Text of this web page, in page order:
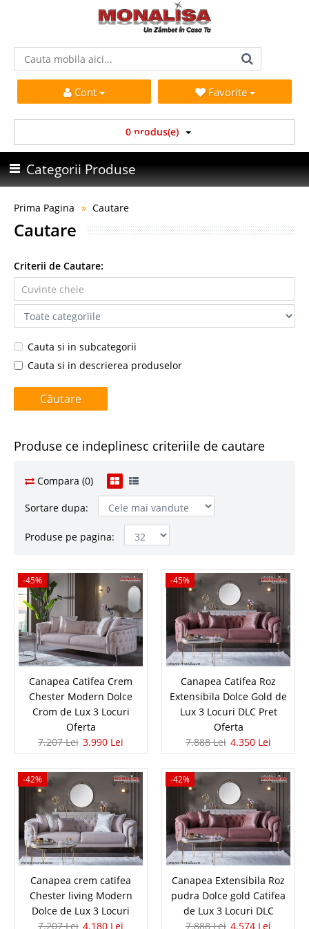
Cont Favorite
0 produs(e)
Categorii Produse
Prima Pagina Cautare
Cautare
Criterii de Cautare:
Cauta si in subcategorii
Cauta si in descrierea produselor
Produse ce indeplinesc criteriile de cautare
Compara (0)
Sortare dupa:
Produse pe pagina:
-45%
Canapea Catifea Crem Chester
Modern Dolce Crom de Lux 3 Locuri
Oferta
Oferta de pret Canapele moderne de Lux chesterfield catifea crem ⭐
Picioare Crom argintiu ⭐ Dolce Dolce este o canapea eleganta moderna
din catifea crem fina pentru amenajare living de lux pe stil nobil
chesterfield. Oferta Pret Special valabila exclusiv pentru canapea Cati..
Compara
7.207 Lei
Pret Redus 3.990 Lei
In Stoc
Vezi Detalii
-45%
Canapea Catifea Crem
Chester Modern Dolce
Crom de Lux 3 Locuri
Oferta
7.207 Lei 3.990 Lei
-45%
Canapea Catifea Roz
Extensibila Dolce Gold de
Lux 3 Locuri DLC Pret
Oferta
7.888 Lei 4.350 Lei
-42%
Canapea crem catifea
Chester living Modern
Dolce de Lux 3 Locuri
7.207 Lei 4.180 Lei
-42%
Canapea Extensibila Roz
pudra Dolce gold Catifea
de Lux 3 Locuri DLC
7.888 Lei 4.574 Lei